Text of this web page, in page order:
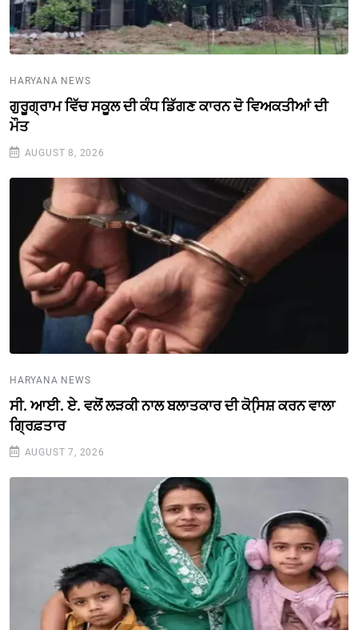
HARYANA NEWS
ਗੁਰੂਗ੍ਰਾਮ ਵਿੱਚ ਸਕੂਲ ਦੀ ਕੰਧ ਡਿੱਗਣ ਕਾਰਨ ਦੋ ਵਿਅਕਤੀਆਂ ਦੀ
ਮੌਤ
AUGUST 8, 2026
HARYANA NEWS
ਸੀ. ਆਈ. ਏ. ਵਲੋਂ ਲੜਕੀ ਨਾਲ ਬਲਾਤਕਾਰ ਦੀ ਕੋਸਿ਼ਸ਼ ਕਰਨ ਵਾਲਾ
ਗ੍ਰਿਫ਼ਤਾਰ
AUGUST 7, 2026